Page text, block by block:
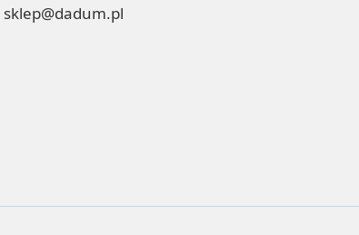
sklep@dadum.pl